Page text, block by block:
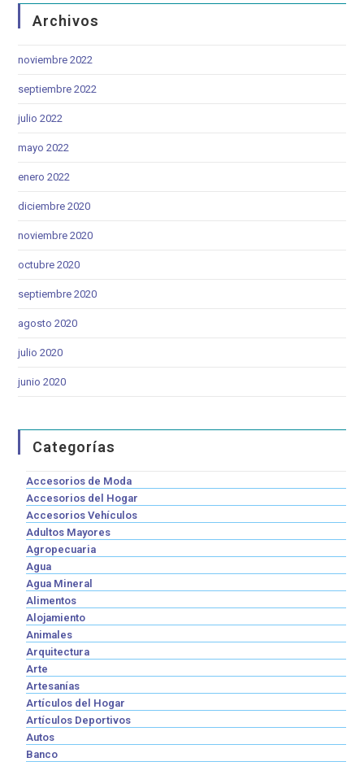
Archivos
noviembre 2022
septiembre 2022
julio 2022
mayo 2022
enero 2022
diciembre 2020
noviembre 2020
octubre 2020
septiembre 2020
agosto 2020
julio 2020
junio 2020
Categorías
Accesorios de Moda
Accesorios del Hogar
Accesorios Vehículos
Adultos Mayores
Agropecuaria
Agua
Agua Mineral
Alimentos
Alojamiento
Animales
Arquitectura
Arte
Artesanías
Artículos del Hogar
Artículos Deportivos
Autos
Banco